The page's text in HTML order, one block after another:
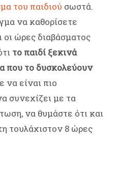
του παιδιού σωστά.
να καθορίσετε
οι ώρες διαβάσματος
το παιδί ξεκινά
που το δυσκολεύουν
να είναι πιο
συνεχίζει με τα
να θυμάστε ότι και
τουλάχιστον 8 ώρες